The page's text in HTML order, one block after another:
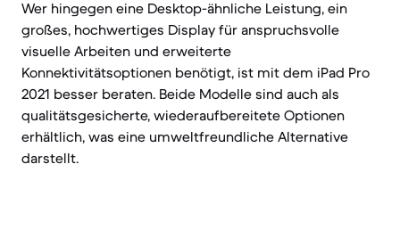
Wer hingegen eine Desktop-ähnliche Leistung, ein
großes, hochwertiges Display für anspruchsvolle
visuelle Arbeiten und erweiterte
Konnektivitätsoptionen benötigt, ist mit dem iPad Pro
2021 besser beraten. Beide Modelle sind auch als
qualitätsgesicherte, wiederaufbereitete Optionen
erhältlich, was eine umweltfreundliche Alternative
darstellt.